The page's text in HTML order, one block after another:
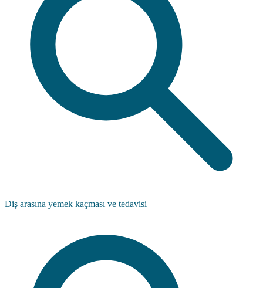
Diş arasına yemek kaçması ve tedavisi